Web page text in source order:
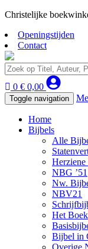
Christelijke
Openingstijden
Contact
0 € 0,00
Toggle navigation
Home
Bijbels
Alle
Herziene
NBG ’51
Nw.
NBV21
Het Boek
Bijbel in
Overige